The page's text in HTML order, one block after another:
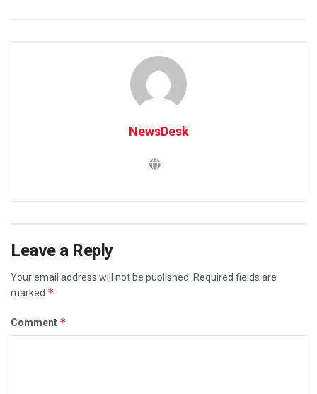
NewsDesk
Leave a Reply
Your email address will not be published.
Required fields are
marked *
Comment *